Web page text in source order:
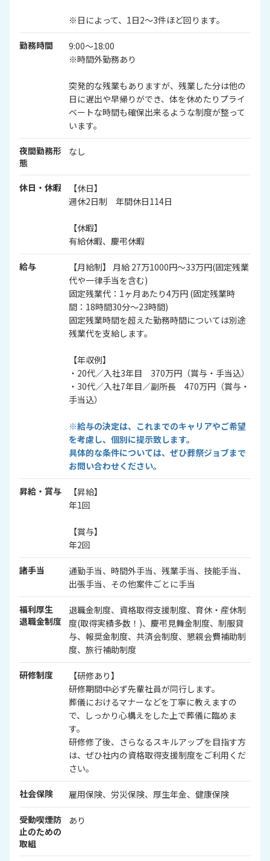
※日によって、1日2～3件ほど回ります。
勤務時間
9:00～18:00
※時間外勤務あり
突発的な残業もありますが、残業した分は他の
日に遅出や早帰りができ、体を休めたりプライ
ベートな時間も確保出来るような制度が整って
います。
夜間勤務形
態
なし
休日・休暇
【休日】
週休2日制 年間休日114日
【休暇】
有給休暇、慶弔休暇
給与
【月給制】 月給 27万1000円～33万円(固定残業
代や一律手当を含む)
固定残業代：1ヶ月あたり4万円 (固定残業時
間：18時間30分～23時間)
固定残業時間を超えた勤務時間については別途
残業代を支給します。
【年収例】
・20代／入社3年目 370万円（賞与・手当込）
・30代／入社7年目／副所長 470万円（賞与・
手当込）
※給与の決定は、これまでのキャリアやご希望
を考慮し、個別に提示致します。
具体的な条件については、ぜひ葬祭ジョブまで
お問い合わせください。
昇給・賞与
【昇給】
年1回
【賞与】
年2回
諸手当
通勤手当、時間外手当、残業手当、技能手当、
出張手当、その他案件ごとに手当
福利厚生
退職金制度
退職金制度、資格取得支援制度、育休・産休制
度(取得実績多数！)、慶弔見舞金制度、制服貸
与、報奨金制度、共済会制度、懇親会費補助制
度、旅行補助制度
研修制度
【研修あり】
研修期間中必ず先輩社員が同行します。
葬儀におけるマナーなどを丁寧に教えますの
で、しっかり心構えをした上で葬儀に臨めま
す。
研修修了後、さらなるスキルアップを目指す方
は、ぜひ社内の資格取得支援制度をご利用くだ
さい。
社会保険 雇用保険、労災保険、厚生年金、健康保険
受動喫煙防
止のための
取組
あり